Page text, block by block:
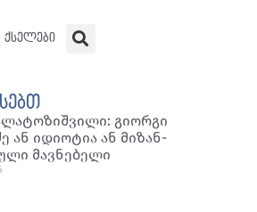
ქსელები
გი­ორ­გი
ან იდი­ო­ტია ან მი­ზან­
მავ­ნე­ბე­ლი